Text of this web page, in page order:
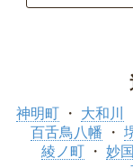
神明町 大和川
百舌鳥八幡
綾ノ町
妙